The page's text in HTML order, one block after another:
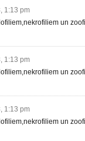
1:13 pm
un
1:13 pm
un
1:13 pm
un